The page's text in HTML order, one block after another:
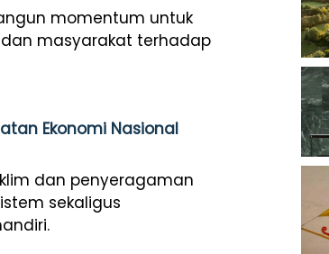
momentum untuk
masyarakat terhadap
Ekonomi Nasional
dan penyeragaman
sekaligus